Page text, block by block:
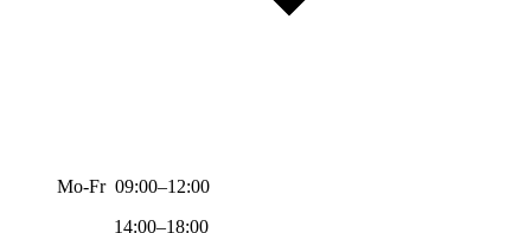
Mo-Fr 09:00–12:00
14:00–18:00